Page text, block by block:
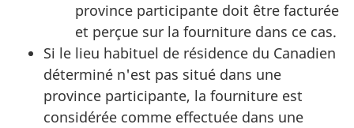
province participante doit être facturée
et perçue sur la fourniture dans ce cas.
Si le lieu habituel de résidence du Canadien
déterminé n'est pas situé dans une
province participante, la fourniture est
considérée comme effectuée dans une